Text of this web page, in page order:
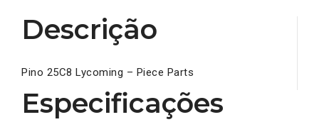
Descrição
Pino 25C8 Lycoming – Piece Parts
Especificações